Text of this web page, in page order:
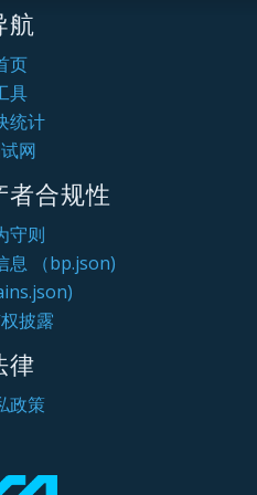
航
页
具
统计
网
者合规性
守则
息 （bp.json)
披露
律
政策